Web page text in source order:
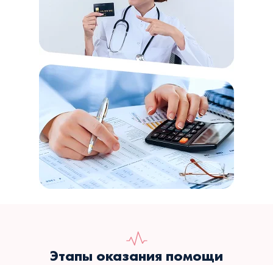
Этапы оказания помощи